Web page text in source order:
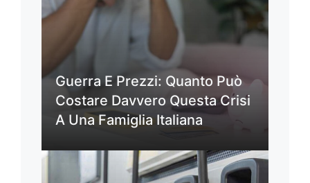
Guerra E Prezzi: Quanto Può
Costare Davvero Questa Crisi
A Una Famiglia Italiana